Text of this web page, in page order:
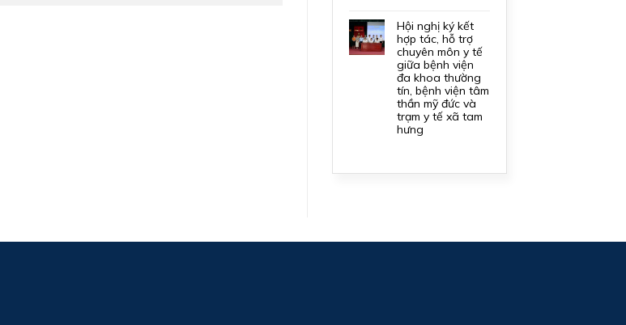
hội nghị ký kết
hợp tác, hỗ trợ
chuyên môn y tế
giữa bệnh viện
đa khoa thường
tín, bệnh viện tâm
thần mỹ đức và
trạm y tế xã tam
hưng